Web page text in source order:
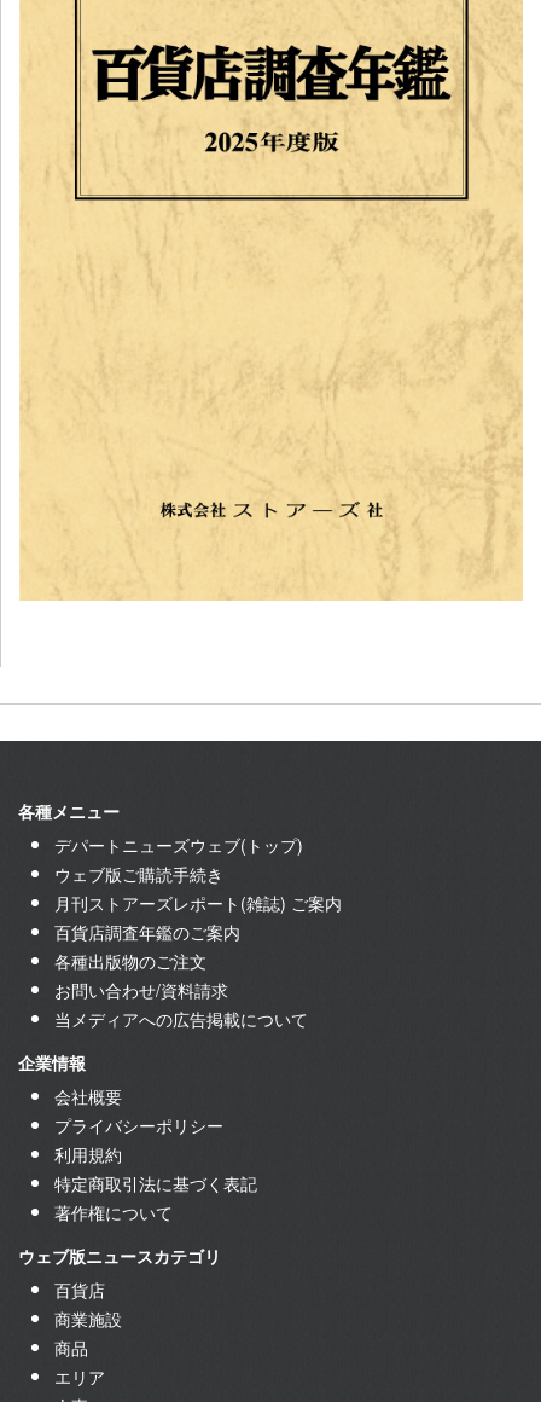
各種メニュー
デパートニューズウェブ(トップ)
ウェブ版ご購読手続き
月刊ストアーズレポート(雑誌) ご案内
百貨店調査年鑑のご案内
各種出版物のご注文
お問い合わせ/資料請求
当メディアへの広告掲載について
企業情報
会社概要
プライバシーポリシー
利用規約
特定商取引法に基づく表記
著作権について
ウェブ版ニュースカテゴリ
百貨店
商業施設
商品
エリア